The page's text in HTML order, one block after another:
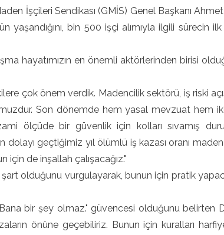
İşçileri Sendikası (GMİS) Genel Başkanı
yaşandığını, bin 500 işçi alımıyla ilgili sürecin
hayatımızın en önemli aktörlerinden birisi
çok önem verdik. Madencilik sektörü, iş riski
Son dönemde hem yasal mevzuat hem
ölçüde bir güvenlik için kolları sıvamış
dolayı geçtiğimiz yıl ölümlü iş kazası oranı
için de inşallah çalışacağız."
olduğunu vurgulayarak, bunun için pratik
bir şey olmaz." güvencesi olduğunu belirten
önüne geçebiliriz. Bunun için kuralları